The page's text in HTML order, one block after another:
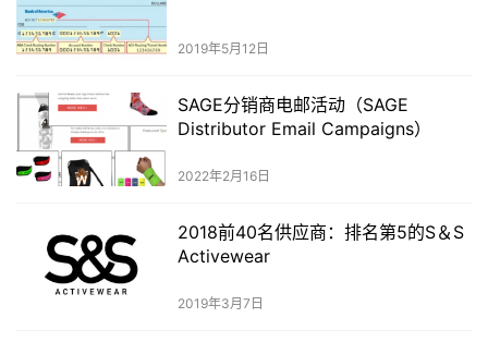
2019年5月12日
SAGE分销商电邮活动（SAGE
Distributor Email Campaigns）
2022年2月16日
2018前40名供应商：排名第5的S＆S
Activewear
2019年3月7日